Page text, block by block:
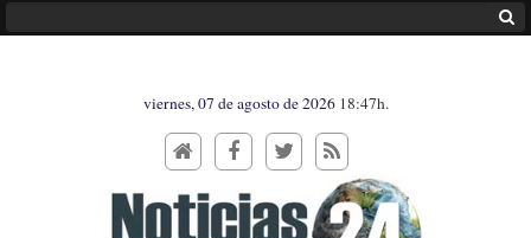
viernes, 07 de agosto de 2026 18:47h.